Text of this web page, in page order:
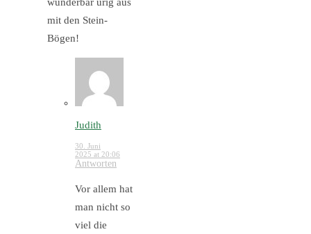
wunderbar urig aus
mit den Stein-
Bögen!
Judith
30. Juni
2025 at 20:06
Antworten
Vor allem hat
man nicht so
viel die